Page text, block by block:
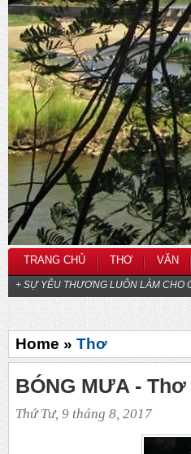
TRANG CHỦ THƠ VĂN
+ SỰ YÊU THƯƠNG LUÔN LÀM CHO
Home » Thơ
BÓNG MƯA -
Thứ Tư, 9 tháng 8, 2017